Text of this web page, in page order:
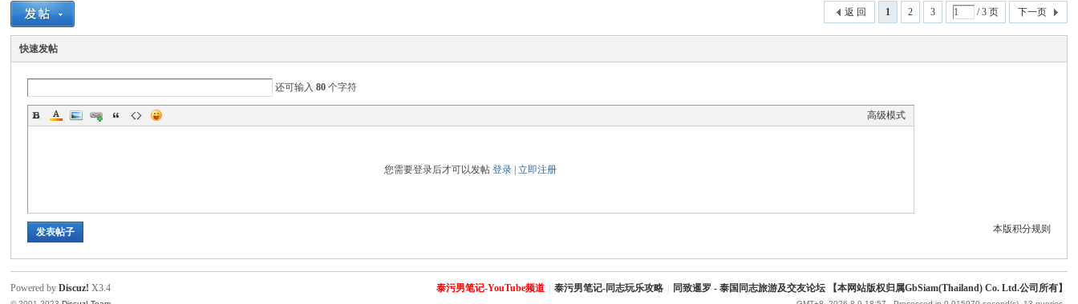
1 2 3 / 3 页 下一页
返 回
快速发帖
还可输入80 个字符
高级模式
您需要登录后才可以发帖登录 |立即注册
本版积分规则
发表帖子
泰污男笔记-YouTube频道 泰污男笔记-同志玩乐攻略 同致暹罗 - 泰国同志旅游及交友论坛 【本网站版权归属GbSiam(Thailand) Co. Ltd.公司所有】
Powered byDiscuz! X3.4